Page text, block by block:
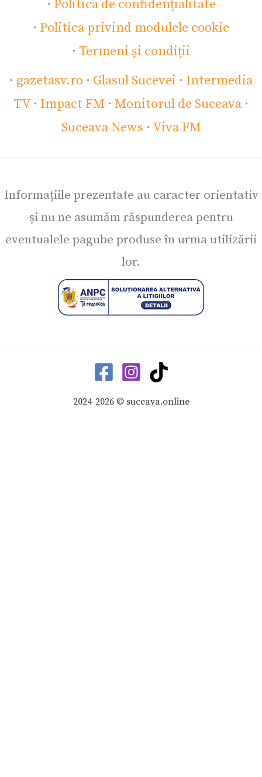
· Politica de confidențialitate
· Politica privind modulele cookie
· Termeni și condiții
· gazetasv.ro · Glasul Sucevei · Intermedia
TV · Impact FM · Monitorul de Suceava ·
Suceava News · Viva FM
Informațiile prezentate au caracter orientativ
și nu ne asumăm răspunderea pentru
eventualele pagube produse în urma utilizării
lor.
2024-2026 © suceava.online